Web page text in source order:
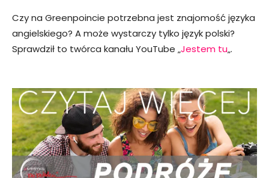
Czy na Greenpoincie potrzebna jest znajomość języka
angielskiego? A może wystarczy tylko język polski?
Sprawdził to twórca kanału YouTube „Jestem tu„.